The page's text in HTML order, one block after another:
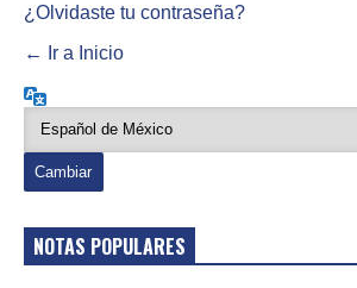
¿Olvidaste tu contraseña?
← Ir a Inicio
NOTAS POPULARES